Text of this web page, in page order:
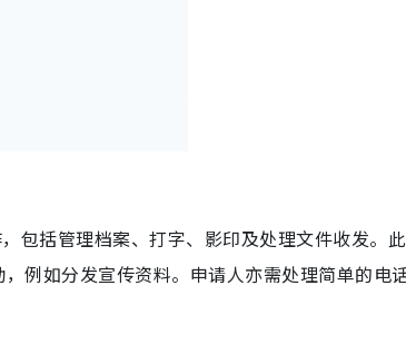
包括管理档案、打字、影印及处理文件收发。
例如分发宣传资料。申请人亦需处理简单的电